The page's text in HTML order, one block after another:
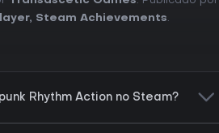
, Steam Achievements.
Rhythm Action no Steam?